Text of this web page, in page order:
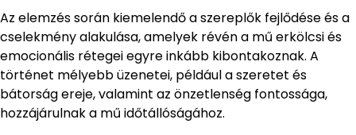
Az elemzés során kiemelendő a szereplők fejlődése és a
cselekmény alakulása, amelyek révén a mű erkölcsi és
emocionális rétegei egyre inkább kibontakoznak. A
történet mélyebb üzenetei, például a szeretet és
bátorság ereje, valamint az önzetlenség fontossága,
hozzájárulnak a mű időtállóságához.